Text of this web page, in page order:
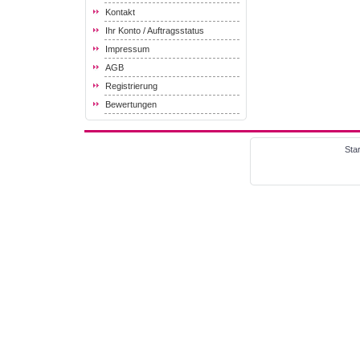
Kontakt
Ihr Konto / Auftragsstatus
Impressum
AGB
Registrierung
Bewertungen